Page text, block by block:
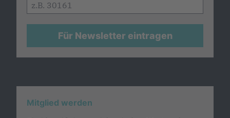
Für Newsletter eintragen
Mitglied werden